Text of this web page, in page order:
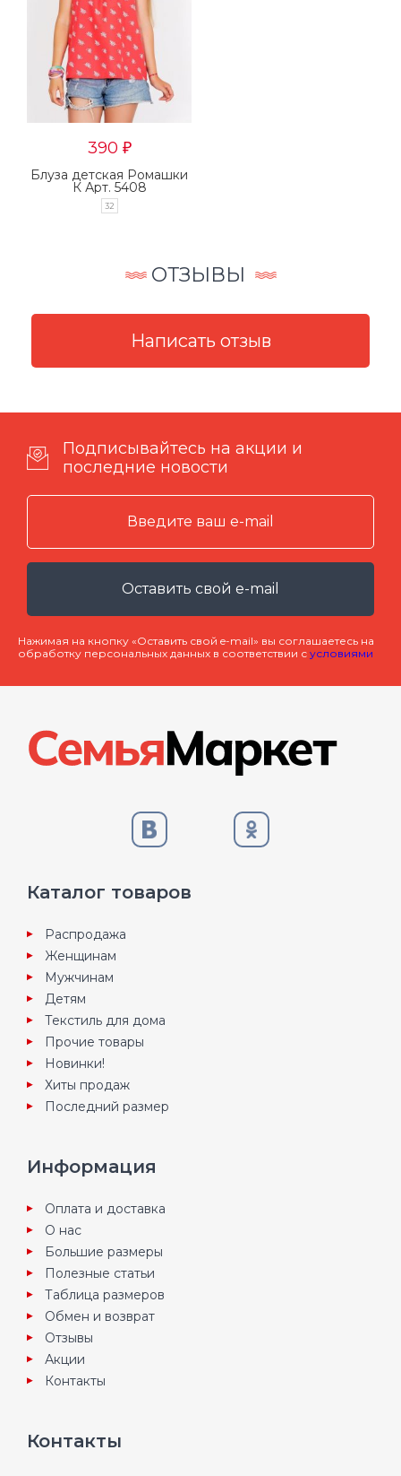
390 ₽
Блуза детская Ромашки
К Арт. 5408
32
ОТЗЫВЫ
Подписывайтесь на акции и
последние новости
Оставить свой e-mail
Нажимая на кнопку «Оставить свой e-mail» вы соглашаетесь на
обработку персональных данных в соответствии с условиями
Каталог товаров
Распродажа
Женщинам
Мужчинам
Детям
Текстиль для дома
Прочие товары
Новинки!
Хиты продаж
Последний размер
Информация
Оплата и доставка
О нас
Большие размеры
Полезные статьи
Таблица размеров
Обмен и возврат
Отзывы
Акции
Контакты
Контакты